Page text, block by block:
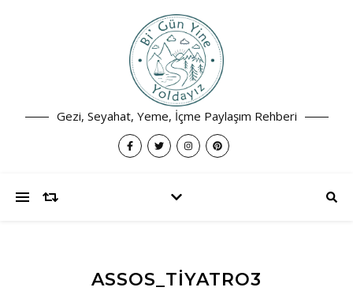
Gezi, Seyahat, Yeme, İçme Paylaşım Rehberi
ASSOS_TIYATRO3